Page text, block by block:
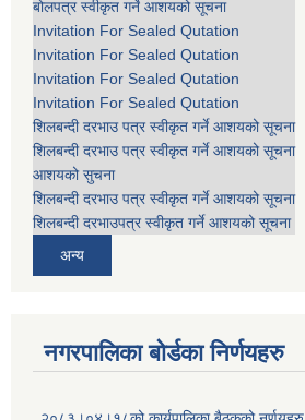
बोलपत्र स्वीकृत गर्ने आशयको सूचना
Invitation For Sealed Qutation
Invitation For Sealed Qutation
Invitation For Sealed Qutation
Invitation For Sealed Qutation
शिलबन्दी दरभाउ पत्र स्वीकृत गर्ने आशयको सूचना
शिलबन्दी दरभाउ पत्र स्वीकृत गर्ने आशयको सूचना
आशयको सुचना
शिलबन्दी दरभाउ पत्र स्वीकृत गर्ने आशयको सूचना
शिलबन्दी दरभाउपत्र स्वीकृत गर्ने आशयको सूचना
अन्य
नगरपालिका बोर्डका निर्णयहरु